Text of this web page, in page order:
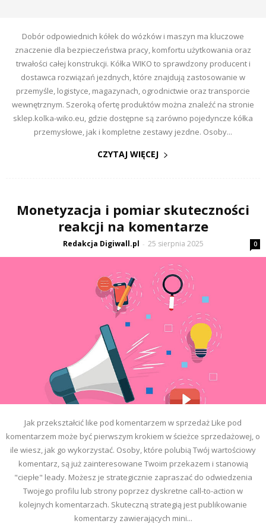
Dobór odpowiednich kółek do wózków i maszyn ma kluczowe
znaczenie dla bezpieczeństwa pracy, komfortu użytkowania oraz
trwałości całej konstrukcji. Kółka WIKO to sprawdzony producent i
dostawca rozwiązań jezdnych, które znajdują zastosowanie w
przemyśle, logistyce, magazynach, ogrodnictwie oraz transporcie
wewnętrznym. Szeroką ofertę produktów można znaleźć na stronie
sklep.kolka-wiko.eu, gdzie dostępne są zarówno pojedyncze kółka
przemysłowe, jak i kompletne zestawy jezdne. Osoby...
CZYTAJ WIĘCEJ
Monetyzacja i pomiar skuteczności
reakcji na komentarze
Redakcja Digiwall.pl - 25 sierpnia 2025 0
Jak przekształcić like pod komentarzem w sprzedaż Like pod
komentarzem może być pierwszym krokiem w ścieżce sprzedażowej, o
ile wiesz, jak go wykorzystać. Osoby, które polubią Twój wartościowy
komentarz, są już zainteresowane Twoim przekazem i stanowią
"ciepłe" leady. Możesz je strategicznie zapraszać do odwiedzenia
Twojego profilu lub strony poprzez dyskretne call-to-action w
kolejnych komentarzach. Skuteczną strategią jest publikowanie
komentarzy zawierających mini...